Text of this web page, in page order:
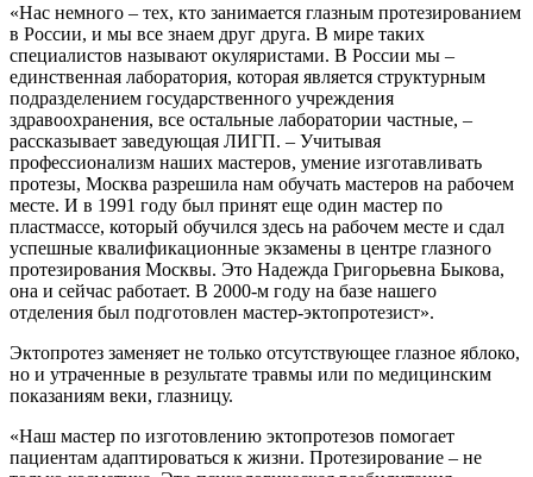
«Нас немного – тех, кто занимается глазным протезированием
в России, и мы все знаем друг друга. В мире таких
специалистов называют окуляристами. В России мы –
единственная лаборатория, которая является структурным
подразделением государственного учреждения
здравоохранения, все остальные лаборатории частные, –
рассказывает заведующая ЛИГП. – Учитывая
профессионализм наших мастеров, умение изготавливать
протезы, Москва разрешила нам обучать мастеров на рабочем
месте. И в 1991 году был принят еще один мастер по
пластмассе, который обучился здесь на рабочем месте и сдал
успешные квалификационные экзамены в центре глазного
протезирования Москвы. Это Надежда Григорьевна Быкова,
она и сейчас работает. В 2000-м году на базе нашего
отделения был подготовлен мастер-эктопротезист».
Эктопротез заменяет не только отсутствующее глазное яблоко,
но и утраченные в результате травмы или по медицинским
показаниям веки, глазницу.
«Наш мастер по изготовлению эктопротезов помогает
пациентам адаптироваться к жизни. Протезирование – не